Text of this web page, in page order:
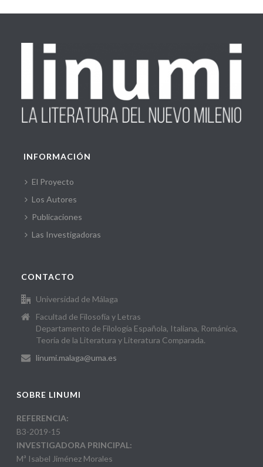
INFORMACIÓN
El Proyecto
Los Autores
Publicaciones
Las Investigadoras
CONTACTO
Universidad de Málaga
Facultad de Filosofía y Letras
Departamento de Filología Española, Italiana, Románica,
Teoría de la Literatura y Literatura Comparada.
linumi.malaga@uma.es
SOBRE LINUMI
REFERENCIA:
B3-2019-15
INVESTIGADORA PRINCIPAL:
Mª Isabel Jiménez Morales